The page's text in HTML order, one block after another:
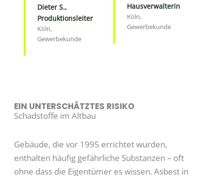
Dieter S.,
Produktionsleiter
Köln,
Gewerbekunde
Hausverwalterin
Köln,
Gewerbekunde
EIN UNTERSCHÄTZTES RISIKO
Schadstoffe im Altbau
Gebäude, die vor 1995 errichtet wurden,
enthalten häufig gefährliche Substanzen – oft
ohne dass die Eigentümer es wissen. Asbest in